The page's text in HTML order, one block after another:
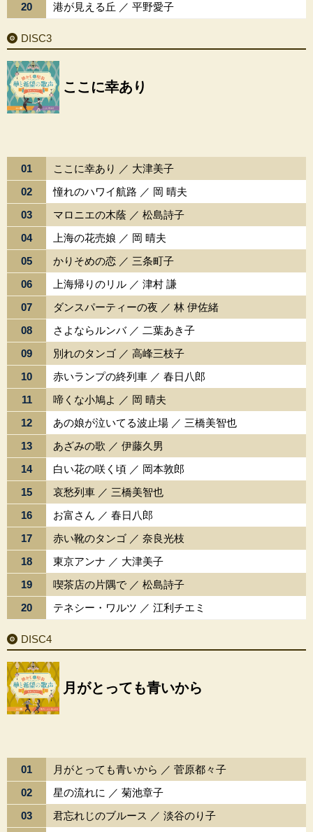
20 港が見える丘 ／ 平野愛子
DISC3
ここに幸あり
01
ここに幸あり ／ 大津美子
02
憧れのハワイ航路 ／ 岡 晴夫
03
マロニエの木蔭 ／ 松島詩子
04
上海の花売娘 ／ 岡 晴夫
05
かりそめの恋 ／ 三条町子
06
上海帰りのリル ／ 津村 謙
07
ダンスパーティーの夜 ／ 林 伊佐緒
08
さよならルンバ ／ 二葉あき子
09
別れのタンゴ ／ 高峰三枝子
10
赤いランプの終列車 ／ 春日八郎
11
啼くな小鳩よ ／ 岡 晴夫
12
あの娘が泣いてる波止場 ／ 三橋美智也
13
あざみの歌 ／ 伊藤久男
14
白い花の咲く頃 ／ 岡本敦郎
15
哀愁列車 ／ 三橋美智也
16
お富さん ／ 春日八郎
17
赤い靴のタンゴ ／ 奈良光枝
18
東京アンナ ／ 大津美子
19
喫茶店の片隅で ／ 松島詩子
20
テネシー・ワルツ ／ 江利チエミ
DISC4
月がとっても青いから
01
月がとっても青いから ／ 菅原都々子
02
星の流れに ／ 菊池章子
03
君忘れじのブルース ／ 淡谷のり子